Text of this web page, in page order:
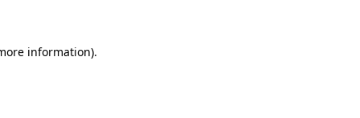
information).